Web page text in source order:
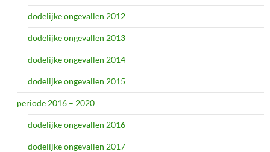
dodelijke ongevallen 2012
dodelijke ongevallen 2013
dodelijke ongevallen 2014
dodelijke ongevallen 2015
periode 2016 – 2020
dodelijke ongevallen 2016
dodelijke ongevallen 2017